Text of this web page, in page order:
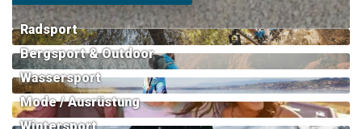
Radsport
Bergsport & Outdoor
Wassersport
Mode / Ausrüstung